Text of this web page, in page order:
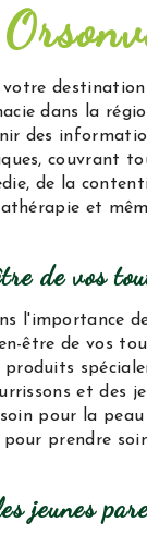
votre
dans la
des
couvrant
de la
et
de vos
l'importance
être de vos
et des
pour la peau
prendre
jeunes